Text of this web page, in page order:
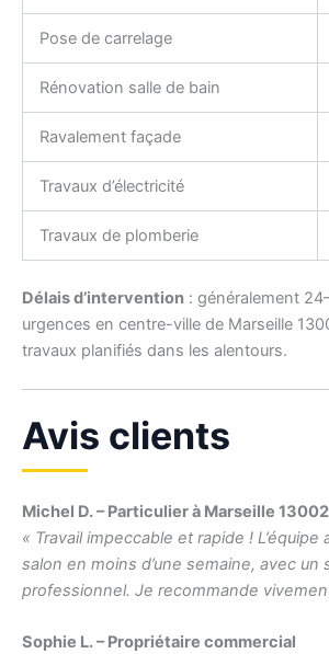
Pose de carrelage
Rénovation salle de bain
Ravalement façade
Travaux d’électricité
Travaux de plomberie
Délais d’intervention : généralement
urgences en centre-ville de Marseille
travaux planifiés dans les alentours.
Avis clients
Michel D. – Particulier à Marseille 13002
« Travail impeccable et rapide ! L’équipe
salon en moins d’une semaine, avec un
professionnel. Je recommande
Sophie L. – Propriétaire commercial